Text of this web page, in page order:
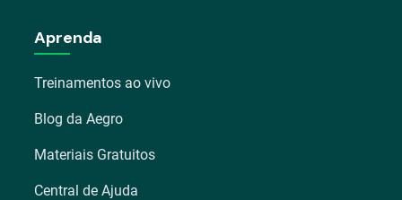
Aprenda
Treinamentos ao vivo
Blog da Aegro
Materiais Gratuitos
Central de Ajuda